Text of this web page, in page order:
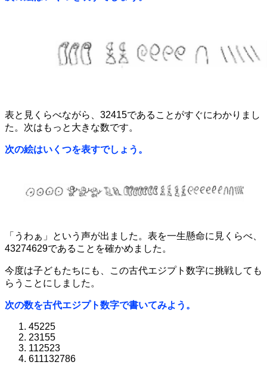
表と見くらべながら、32415であることがすぐにわかりまし
た。次はもっと大きな数です。
次の絵はいくつを表すでしょう。
「うわぁ」という声が出ました。表を一生懸命に見くらべ、
43274629であることを確かめました。
今度は子どもたちにも、この古代エジプト数字に挑戦しても
らうことにしました。
次の数を古代エジプト数字で書いてみよう。
45225
23155
112523
611132786